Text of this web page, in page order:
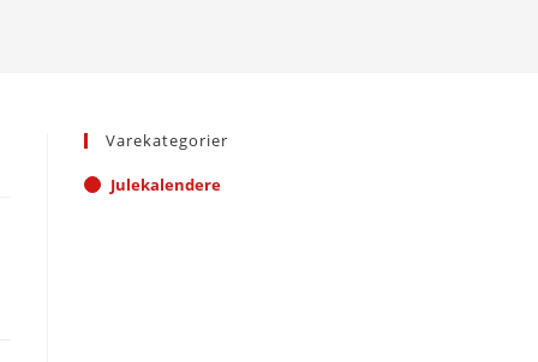
Varekategorier
Julekalendere